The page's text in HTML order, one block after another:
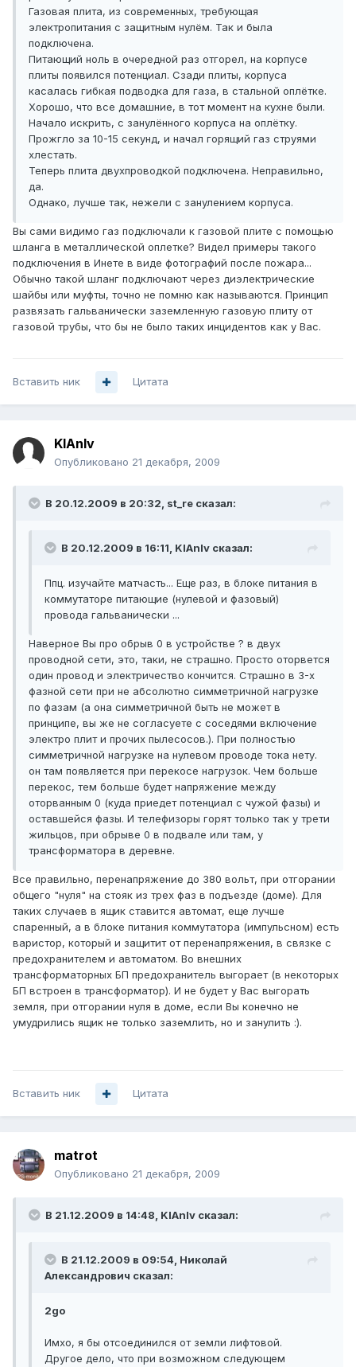
Газовая плита, из современных, требующая
электропитания с защитным нулём. Так и была
подключена.
Питающий ноль в очередной раз отгорел, на корпусе
плиты появился потенциал. Сзади плиты, корпуса
касалась гибкая подводка для газа, в стальной оплётке.
Хорошо, что все домашние, в тот момент на кухне были.
Начало искрить, с занулённого корпуса на оплётку.
Прожгло за 10-15 секунд, и начал горящий газ струями
хлестать.
Теперь плита двухпроводкой подключена. Неправильно,
да.
Однако, лучше так, нежели с занулением корпуса.
Вы сами видимо газ подключали к газовой плите с помощью
шланга в металлической оплетке? Видел примеры такого
подключения в Инете в виде фотографий после пожара...
Обычно такой шланг подключают через диэлектрические
шайбы или муфты, точно не помню как называются. Принцип
развязать гальванически заземленную газовую плиту от
газовой трубы, что бы не было таких инцидентов как у Вас.
Вставить ник Цитата
KlAnIv
Опубликовано 21 декабря, 2009
В 20.12.2009 в 20:32, st_re сказал:
В 20.12.2009 в 16:11, KlAnIv сказал:
Ппц. изучайте матчасть... Еще раз, в блоке питания в
коммутаторе питающие (нулевой и фазовый)
провода гальванически ...
Наверное Вы про обрыв 0 в устройстве ? в двух
проводной сети, это, таки, не страшно. Просто оторвется
один провод и электричество кончится. Страшно в 3-х
фазной сети при не абсолютно симметричной нагрузке
по фазам (а она симметричной быть не может в
принципе, вы же не согласуете с соседями включение
электро плит и прочих пылесосов.). При полностью
симметричной нагрузке на нулевом проводе тока нету.
он там появляется при перекосе нагрузок. Чем больше
перекос, тем больше будет напряжение между
оторванным 0 (куда приедет потенциал с чужой фазы) и
оставшейся фазы. И телефизоры горят только так у трети
жильцов, при обрыве 0 в подвале или там, у
трансформатора в деревне.
Все правильно, перенапряжение до 380 вольт, при отгорании
общего "нуля" на стояк из трех фаз в подъезде (доме). Для
таких случаев в ящик ставится автомат, еще лучше
спаренный, а в блоке питания коммутатора (импульсном) есть
варистор, который и защитит от перенапряжения, в связке с
предохранителем и автоматом. Во внешних
трансформаторных БП предохранитель выгорает (в некоторых
БП встроен в трансформатор). И не будет у Вас выгорать
земля, при отгорании нуля в доме, если Вы конечно не
умудрились ящик не только заземлить, но и занулить :).
Вставить ник Цитата
matrot
Опубликовано 21 декабря, 2009
В 21.12.2009 в 14:48, KlAnIv сказал:
В 21.12.2009 в 09:54, Николай
Александрович сказал:
2go
Имхо, я бы отсоединился от земли лифтовой.
Другое дело, что при возможном следующем